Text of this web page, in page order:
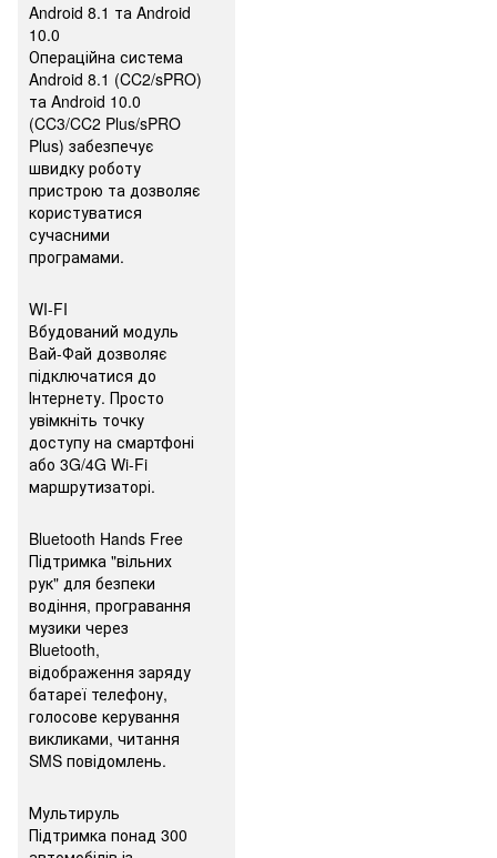
Android 8.1 та Android
10.0
Операційна система
Android 8.1 (CC2/sPRO)
та Android 10.0
(CC3/CC2 Plus/sPRO
Plus) забезпечує
швидку роботу
пристрою та дозволяє
користуватися
сучасними
програмами.
WI-FI
Вбудований модуль
Вай-Фай дозволяє
підключатися до
Інтернету. Просто
увімкніть точку
доступу на смартфоні
або 3G/4G Wi-Fi
маршрутизаторі.
Bluetooth Hands Free
Підтримка "вільних
рук" для безпеки
водіння, програвання
музики через
Bluetooth,
відображення заряду
батареї телефону,
голосове керування
викликами, читання
SMS повідомлень.
Мультируль
Підтримка понад 300